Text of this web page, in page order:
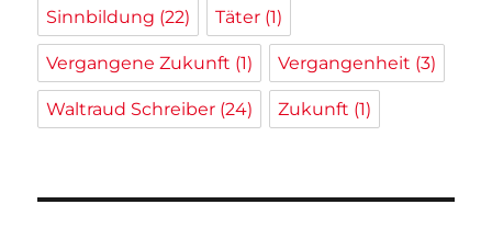
Sinnbildung (22) Täter (1)
Vergangene Zukunft (1) Vergangenheit (3)
Waltraud Schreiber (24) Zukunft (1)